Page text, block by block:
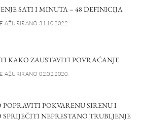
SATI I MINUTA – 48 DEFINICIJA
AŽURIRANO 31.10.2022.
KAKO ZAUSTAVITI POVRAĆANJE
AŽURIRANO 02.02.2020.
POPRAVITI POKVARENU SIRENU I
NEPRESTANO TRUBLJENJE